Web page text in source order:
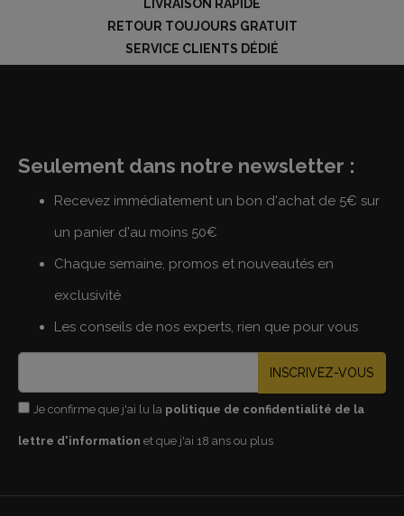
LIVRAISON RAPIDE
RETOUR TOUJOURS GRATUIT
SERVICE CLIENTS DÉDIÉ
Seulement dans notre newsletter :
Recevez immédiatement un bon d'achat de 5€ sur
un panier d'au moins 50€
Chaque semaine, promos et nouveautés en
exclusivité
Les conseils de nos experts, rien que pour vous
INSCRIVEZ-VOUS
Je confirme que j'ai lu la politique de confidentialité de la
lettre d'information et que j'ai 18 ans ou plus